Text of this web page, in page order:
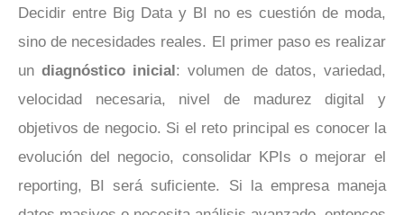
Decidir entre Big Data y BI no es cuestión de moda,
sino de necesidades reales. El primer paso es realizar
un diagnóstico inicial : volumen de datos, variedad,
velocidad necesaria, nivel de madurez digital y
objetivos de negocio. Si el reto principal es conocer la
evolución del negocio, consolidar KPIs o mejorar el
reporting, BI será suficiente. Si la empresa maneja